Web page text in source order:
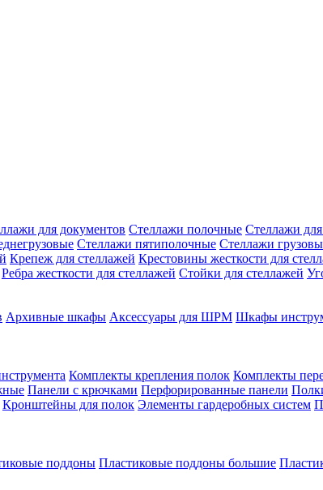
для документов Стеллажи полочные Стеллажи
Стеллажи пятиполочные Стеллажи
Крепеж для стеллажей Крестовины жесткости для
Ребра жесткости для стеллажей Стойки для стеллажей
Архивные шкафы Аксессуары для ШРМ Шкафы
Комплекты крепления полок Комплекты
Панели с крючками Перфорированные панели
Кронштейны для полок Элементы гардеробных систем
поддоны Пластиковые поддоны большие